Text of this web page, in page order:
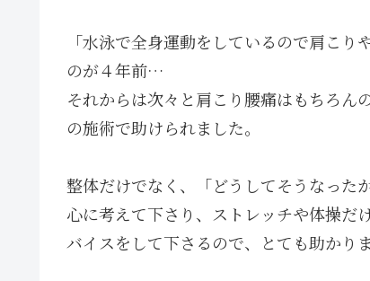
「水泳で全身運動をしているので肩こ
のが４年前…
それからは次々と肩こり腰痛はもちろん
の施術で助けられました。
整体だけでなく、「どうしてそうなった
心に考えて下さり、ストレッチや体操だ
バイスをして下さるので、とても助かりま